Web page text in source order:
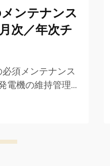
ンテナンス
次／年次チ
須メンテナンス
電機の維持管理
が必要です。こ
システムとして